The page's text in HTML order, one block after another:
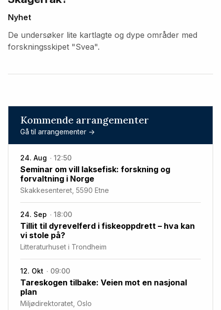
Nyhet
De undersøker lite kartlagte og dype områder med
forskningsskipet "Svea".
Kommende arrangementer
Gå til arrangementer ->
24. Aug 12:50
Seminar om vill laksefisk: forskning og
forvaltning i Norge
Skakkesenteret, 5590 Etne
24. Sep 18:00
Tillit til dyrevelferd i fiskeoppdrett – hva kan
vi stole på?
Litteraturhuset i Trondheim
12. Okt 09:00
Tareskogen tilbake: Veien mot en nasjonal
plan
Miljødirektoratet, Oslo